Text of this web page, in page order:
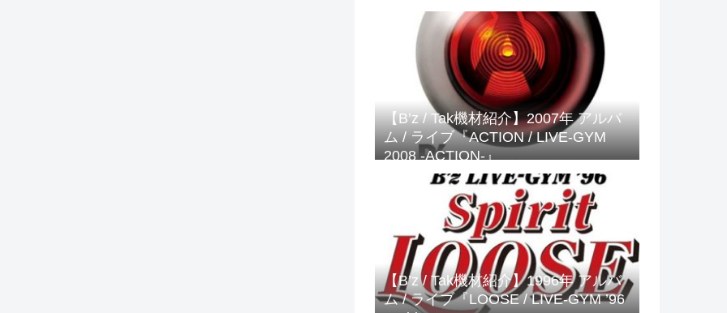
【B’z / Tak機材紹介】2007年 アルバ
ム / ライブ『ACTION / LIVE-GYM
2008 -ACTION-』
【B’z / Tak機材紹介】1996年 アルバ
ム / ライブ『LOOSE / LIVE-GYM ’96